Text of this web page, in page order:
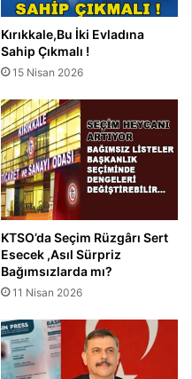
Kırıkkale,Bu İki Evladına
Sahip Çıkmalı !
15 Nisan 2026
KTSO’da Seçim Rüzgârı Sert
Esecek ,Asıl Sürpriz
Bağımsızlarda mı?
11 Nisan 2026